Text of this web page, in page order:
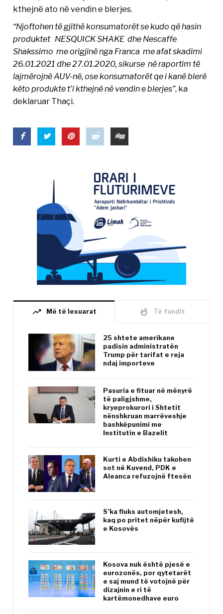
kthejnë ato në vendin e blerjes.
“Njoftohen të gjithë konsumatorët se kudo që hasin
produktet NESQUICK SHAKE dhe Nescaffe
Shakssimo me origjinë nga Franca me afat skadimi
26.01.2021 dhe 27.01.2020, sikurse në raportim të
lajmërojnë AUV-në, ose konsumatorët qe i kanë blerë
këto produkte t’i kthejnë në vendin e blerjes”, ka
deklaruar Thaçi.
trending_up Më të lexuarat whatshot Të fundit
25 shtete amerikane
padisin administratën
Trump për tarifat e reja
ndaj importeve
Pasuria e fituar në mënyrë
të paligjshme,
kryeprokurori i Shtetit
nënshkruan marrëveshje
bashkëpunimi me
Institutin e Bazelit
Kurti e Abdixhiku takohen
sot në Kuvend, PDK e
Aleanca refuzojnë ftesën
S’ka fluks automjetesh,
kaq po pritet nëpër kufijtë
e Kosovës
Kosova nuk është pjesë e
eurozonës, por qytetarët
e saj mund të votojnë për
dizajnin e ri të
kartëmonedhave euro